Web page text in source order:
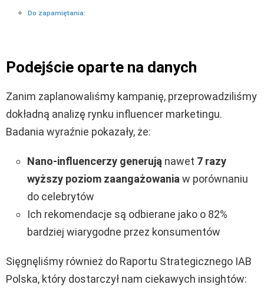
Do zapamiętania:
Podejście oparte na danych
Zanim zaplanowaliśmy kampanię, przeprowadziliśmy
dokładną analizę rynku influencer marketingu.
Badania wyraźnie pokazały, że:
Nano-influencerzy generują nawet 7 razy
wyższy poziom zaangażowania w porównaniu
do celebrytów
Ich rekomendacje są odbierane jako o 82%
bardziej wiarygodne przez konsumentów
Sięgnęliśmy również do Raportu Strategicznego IAB
Polska, który dostarczył nam ciekawych insightów: